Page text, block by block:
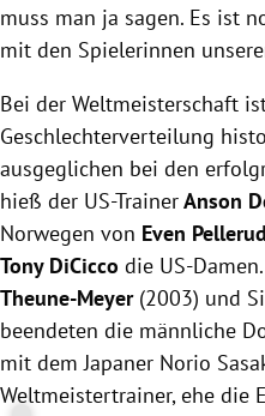
muss man ja sagen. Es ist
mit den Spielerinnen
Bei der Weltmeisterschaft
Geschlechterverteilung
ausgeglichen bei den
hieß der US-TrainerAnson
Norwegen von Even Pellerud
Tony DiCicco die US-
Theune-Meyer(2003) und
beendeten die männliche
mit dem Japaner Norio
Weltmeistertrainer, ehe die